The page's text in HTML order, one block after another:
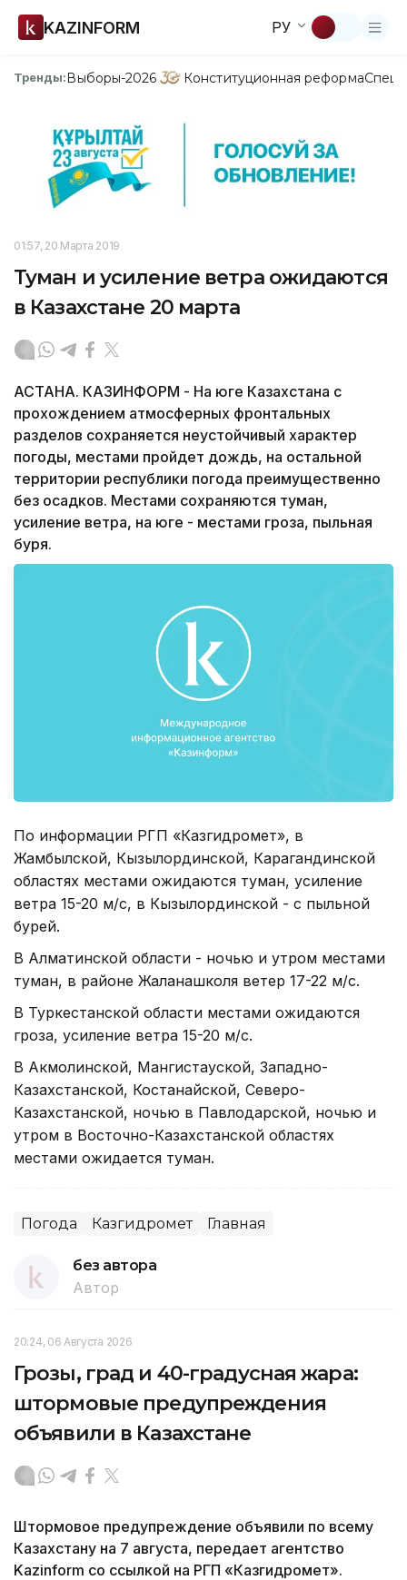
KAZINFORM РУ
Тренды:Выборы-2026 Конституционная реформа
01:57, 20 Марта 2019
Туман и усиление ветра ожидаются
в Казахстане 20 марта
АСТАНА. КАЗИНФОРМ - На юге Казахстана с
прохождением атмосферных фронтальных
разделов сохраняется неустойчивый характер
погоды, местами пройдет дождь, на остальной
территории республики погода преимущественно
без осадков. Местами сохраняются туман,
усиление ветра, на юге - местами гроза, пыльная
буря.
По информации РГП «Казгидромет», в
Жамбылской, Кызылординской, Карагандинской
областях местами ожидаются туман, усиление
ветра 15-20 м/с, в Кызылординской - с пыльной
бурей.
В Алматинской области - ночью и утром местами
туман, в районе Жаланашколя ветер 17-22 м/с.
В Туркестанской области местами ожидаются
гроза, усиление ветра 15-20 м/с.
В Акмолинской, Мангистауской, Западно-
Казахстанской, Костанайской, Северо-
Казахстанской, ночью в Павлодарской, ночью и
утром в Восточно-Казахстанской областях
местами ожидается туман.
Погода Казгидромет Главная
без автора
Автор
20:24, 06 Августа 2026
Грозы, град и 40-градусная жара:
штормовые предупреждения
объявили в Казахстане
Штормовое предупреждение объявили по всему
Казахстану на 7 августа, передает агентство
Kazinform со ссылкой на РГП «Казгидромет».